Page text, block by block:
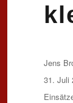
Autor
Jens
am
31. Juli